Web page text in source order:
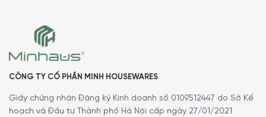
MINH HOUSE CAM KẾT:
Bảo hành bằng thẻ bảo hành chính hãng từ công ty.
CÔNG TY CỔ PHẦN MINH HOUSEWARES
Giấy chứng nhận Đăng ký Kinh doanh số 0109512447 do Sở Kế
hoạch và Đầu tư Thành phố Hà Nội cấp ngày 27/01/2021